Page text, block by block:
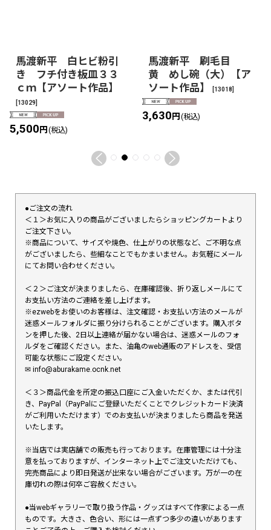
馬渡新平 白ヒビ粉引
き フチ付き板皿３３
ｃｍ【アソート作品】
[13029]
5,500円 (税込)
馬渡新平 刷毛目
黄 めし碗（大）【ア
ソート作品】
[13018]
3,630円 (税込)
●ご注文の流れ
＜１＞お気に入りの商品がございましたらショッピングカートより
ご注文下さい。
※商品について、サイズや焼色、仕上がりの状態など、ご不明な点
がございましたら、些細なことでもかまいません。お気軽にメール
にてお問い合わせください。
＜２＞ご注文が決まりましたら、在庫確認後、折り返しメールにて
お支払い方法のご連絡を差し上げます。
※ezwebをお使いのお客様は、注文確認・お支払い方法のメールが
迷惑メールフォルダに振り分けられることがございます。購入ボタ
ンを押した後、2日以上連絡が届かない場合は、迷惑メールのフォ
ルダをご確認ください。また、油亀のweb通販のアドレスを、受信
可能な状態にご設定ください。
✉︎ info@aburakame.ocnk.net
＜３＞商品代金を所定の振込口座にご入金いただくか、または代引
き、PayPal（PayPalにご登録いただくことでクレジットカード決済
がご利用いただけます）でのお支払いが決まりましたら商品を発送
いたします。
※当店では実店舗での販売も行っております。在庫管理には十分注
意を払っておりますが、インターネット上でご注文いただけても、
完売商品により即日発送が出来ない場合がございます。万が一の在
庫切れの際は何卒ご容赦ください。
●当webギャラリーで取り扱う作品・グッズはすべて作家による一点
ものです。大きさ、色合い、形には一点ずつ多少の違いがあります